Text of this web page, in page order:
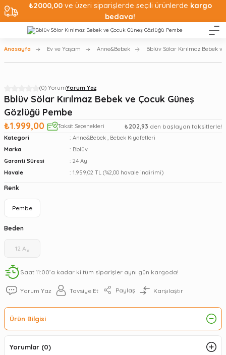
₺2000,00ve üzeri siparişlerde seçili ürünlerde kargo
bedava!
Anasayfa Ev ve Yaşam Anne&Bebek Bblüv Sölar Kırılmaz Bebek
(0) YorumYorum Yaz
Bblüv Sölar Kırılmaz Bebek ve Çocuk Güneş
Gözlüğü Pembe
₺1.999,00
Taksit Seçenekleri ₺202,93 den başlayan taksitlerle!
Kategori Anne&Bebek , Bebek Kıyafetleri
Marka
Bblüv
Garanti Süresi
24 Ay
Havale
1.959,02 TL (%2,00 havale indirimi)
Renk
Pembe
Beden
12 Ay
Saat 11:00’a kadar ki tüm siparişler aynı gün kargoda!
Yorum Yaz Tavsiye Et Paylaş Karşılaştır
Ürün Bilgisi
Yorumlar (0)